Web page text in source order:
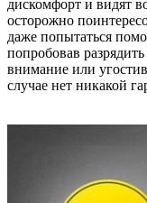
дискомфорт и видят
осторожно
даже попытаться
попробовав
внимание или
случае нет никакой